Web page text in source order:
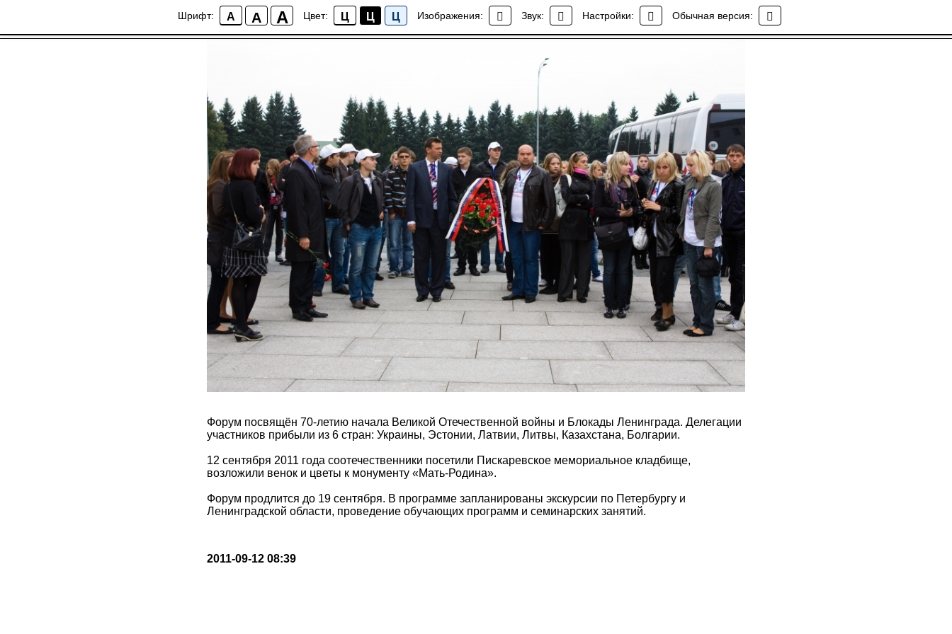
Шрифт: A A A Цвет: Ц Ц Ц Изображения: Звук: Настройки: Обычная версия:
Новости
Соотечественники, проживающие за рубежом, посетили Пискаревский мемориал
Форум посвящён 70-летию начала Великой Отечественной войны и Блокады Ленинграда. Делегации
участников прибыли из 6 стран: Украины, Эстонии, Латвии, Литвы, Казахстана, Болгарии.
12 сентября 2011 года соотечественники посетили Пискаревское мемориальное кладбище,
возложили венок и цветы к монументу «Мать-Родина».
Форум продлится до 19 сентября. В программе запланированы экскурсии по Петербургу и
Ленинградской области, проведение обучающих программ и семинарских занятий.
2011-09-12 08:39